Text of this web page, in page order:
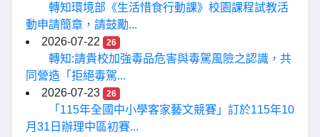
轉知環境部《生活惜食行動課》校園課程試教活
動申請簡章，請鼓勵...
2026-07-22
26
轉知:請貴校加強毒品危害與毒駕風險之認識，共
同營造「拒絕毒駕...
2026-07-23
26
「115年全國中小學客家藝文競賽」訂於115年10
月31日辦理中區初賽...